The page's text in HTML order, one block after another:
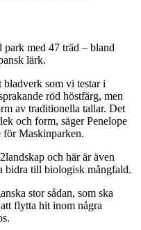
med 47 träd – bland
lärk.
som vi testar i
röd höstfärg, men
av traditionella tallar. Det
och form, säger Penelope
Maskinparken.
och här är även
bidra till biologisk mångfald.
stor sådan, som ska
flytta hit inom några